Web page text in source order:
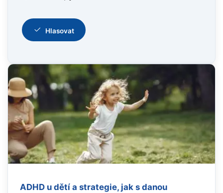
Hlasovat
ADHD u dětí a strategie, jak s danou